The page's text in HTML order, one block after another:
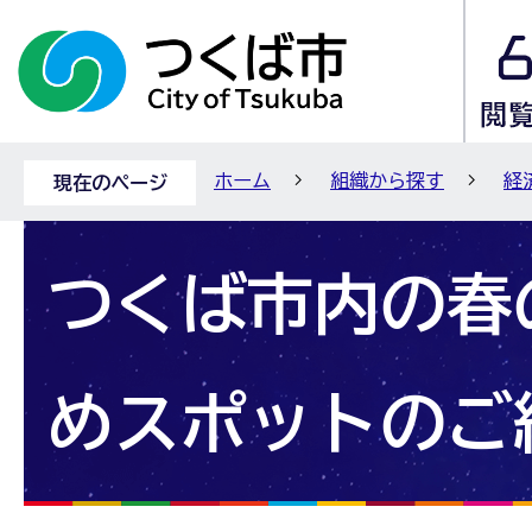
現在のページ ホーム 組織から探す 経
つくば市内の春
めスポットのご